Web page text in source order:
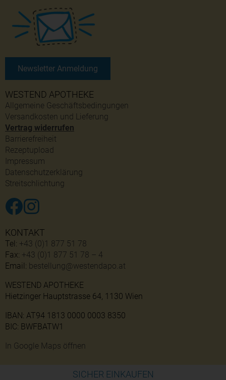
WESTEND APOTHEKE
Allgemeine Geschäftsbedingungen
Versandkosten und Lieferung
Vertrag widerrufen
Barrierefreiheit
Rezeptupload
Impressum
Datenschutzerklärung
Streitschlichtung
Newsletter Anmeldung
KONTAKT
Tel: +43 (0)1 877 51 78
Fax: +43 (0)1 877 51 78 – 4
Email: bestellung@westendapo.at
WESTEND APOTHEKE
Hietzinger Hauptstrasse 64, 1130 Wien
IBAN: AT94 1813 0000 0003 8350
BIC: BWFBATW1
In Google Maps öffnen
SICHER EINKAUFEN